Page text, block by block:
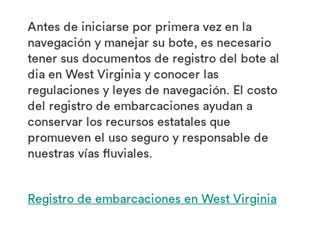
Antes de iniciarse por primera vez en la
navegación y manejar su bote, es necesario
tener sus documentos de registro del bote al
dia en West Virginia y conocer las
regulaciones y leyes de navegación. El costo
del registro de embarcaciones ayudan a
conservar los recursos estatales que
promueven el uso seguro y responsable de
nuestras vías fluviales.
Registro de embarcaciones en West Virginia